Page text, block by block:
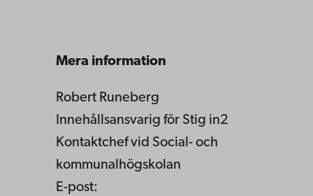
Mera information
Robert Runeberg
Innehållsansvarig för Stig in2
Kontaktchef vid Social- och
kommunalhögskolan
E-post: